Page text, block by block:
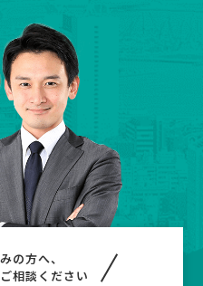
の方へ、
相談ください